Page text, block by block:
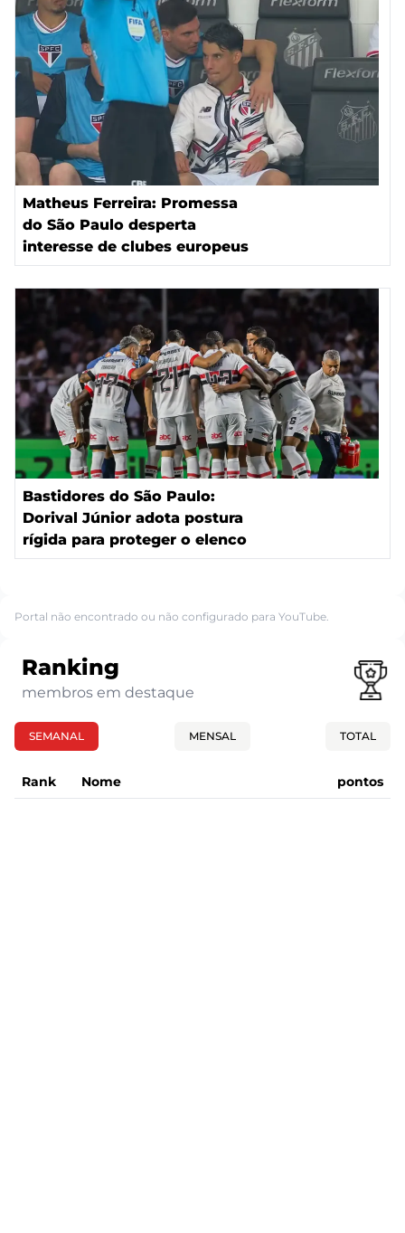
Matheus Ferreira: Promessa
do São Paulo desperta
interesse de clubes europeus
Bastidores do São Paulo:
Dorival Júnior adota postura
rígida para proteger o elenco
Portal não encontrado ou não configurado para YouTube.
Ranking
membros em destaque
SEMANAL MENSAL TOTAL
Rank Nome pontos